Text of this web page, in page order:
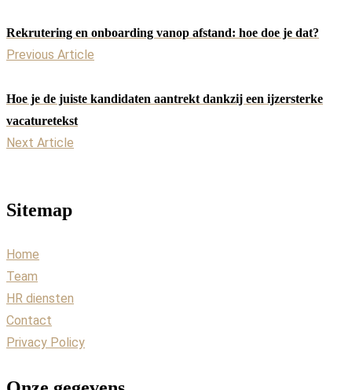
Rekrutering en onboarding vanop afstand: hoe doe je dat?
Previous Article
Hoe je de juiste kandidaten aantrekt dankzij een ijzersterke
vacaturetekst
Next Article
Sitemap
Home
Team
HR diensten
Contact
Privacy Policy